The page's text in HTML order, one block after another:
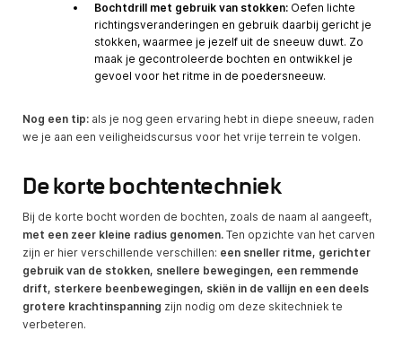
Bochtdrill met gebruik van stokken: Oefen lichte
richtingsveranderingen en gebruik daarbij gericht je
stokken, waarmee je jezelf uit de sneeuw duwt. Zo
maak je gecontroleerde bochten en ontwikkel je
gevoel voor het ritme in de poedersneeuw.
Nog een tip: als je nog geen ervaring hebt in diepe sneeuw, raden
we je aan een veiligheidscursus voor het vrije terrein te volgen.
De korte bochtentechniek
Bij de korte bocht worden de bochten, zoals de naam al aangeeft,
met een zeer kleine radius genomen. Ten opzichte van het carven
zijn er hier verschillende verschillen: een sneller ritme, gerichter
gebruik van de stokken, snellere bewegingen, een remmende
drift, sterkere beenbewegingen, skiën in de vallijn en een deels
grotere krachtinspanning zijn nodig om deze skitechniek te
verbeteren.